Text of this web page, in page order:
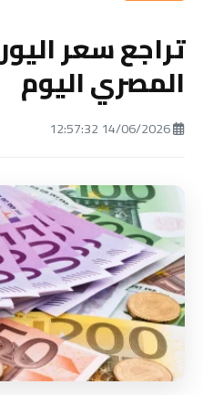
تراجع سعر
المصري اليوم